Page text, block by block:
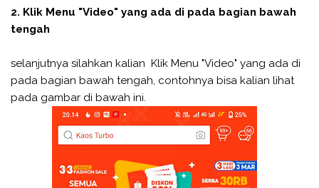
2. Klik Menu "Video" yang ada di pada bagian bawah
tengah
selanjutnya silahkan kalian Klik Menu "Video" yang ada di
pada bagian bawah tengah, contohnya bisa kalian lihat
pada gambar di bawah ini.